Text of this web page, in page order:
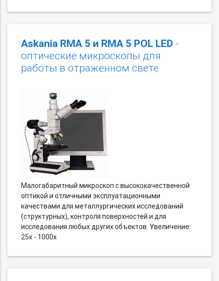
Askania RMA 5 и RMA 5 POL LED -
оптические микроскопы для
работы в отраженном свете
Малогабаритный микроскоп с высококачественной
оптикой и отличными эксплуатационными
качествами для металлургических исследований
(структурных), контроля поверхностей и для
исследования любых других объектов. Увеличение:
25х - 1000х